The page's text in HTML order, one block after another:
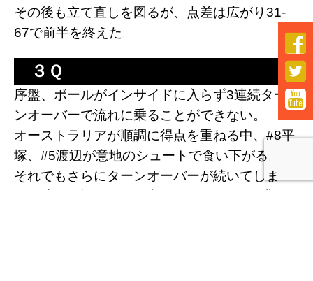
その後も立て直しを図るが、点差は広がり31-
67で前半を終えた。
３Ｑ
序盤、ボールがインサイドに入らず3連続ター
ンオーバーで流れに乗ることができない。
オーストラリアが順調に得点を重ねる中、#8平
塚、#5渡辺が意地のシュートで食い下がる。
それでもさらにターンオーバーが続いてしま


